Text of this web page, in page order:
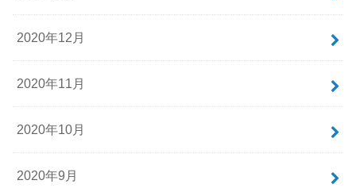
2020年12月
2020年11月
2020年10月
2020年9月